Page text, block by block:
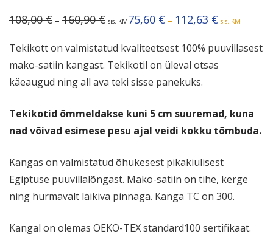
108,00€ – 160,90€Hinnavahemik:
108,00 €
160,90 €
sis. KM75,60 € – 112,63 € 75,60 €
112,63 €
sis. KM
Tekikott on valmistatud kvaliteetsest 100% puuvillasest
mako-satiin kangast. Tekikotil on üleval otsas
käeaugud ning all ava teki sisse panekuks.
Tekikotid õmmeldakse kuni 5 cm suuremad, kuna
nad võivad esimese pesu ajal veidi kokku tõmbuda.
Kangas on valmistatud õhukesest pikakiulisest
Egiptuse puuvillalõngast. Mako-satiin on tihe, kerge
ning hurmavalt läikiva pinnaga. Kanga TC on 300.
Kangal on olemas OEKO-TEX standard100 sertifikaat.